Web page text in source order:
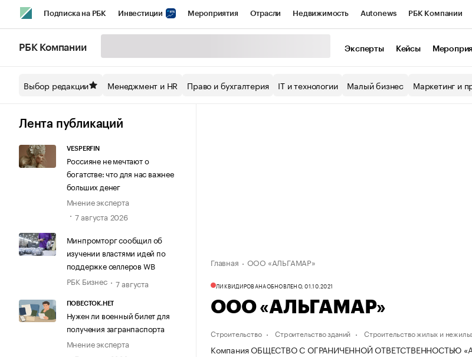
Подписка на РБК Инвестиции Мероприятия Отрасли Недвижимость Autonews РБК Компании
Спецпроекты СПб Конференции СПб Спецпроекты Экономика
Технологии и медиа
РБК Компании Эксперты Кейсы
Выбор редакции Менеджмент и HR Право и бухгалтерия IT и технологии Малый бизнес Маркетинг и
Лента публикаций
VESPERFIN
Россияне не мечтают о
богатстве: что для нас важнее
больших денег
Мнение эксперта
7 августа 2026
Минпромторг сообщил об
изучении властями идей по
поддержке селлеров WB
РБК Бизнес
7 августа
ПОВЕСТОК.НЕТ
Нужен ли военный билет для
получения загранпаспорта
Мнение эксперта
Главная ООО «АЛЬГАМАР»
ЛИКВИДИРОВАНАОБНОВЛЕНО, 01.10.2021
ООО «АЛЬГАМАР»
Строительство Строительство зданий Строительство жилых и
Компания ОБЩЕСТВО С ОГРАНИЧЕННОЙ ОТВЕТСТВЕННОСТЬЮ